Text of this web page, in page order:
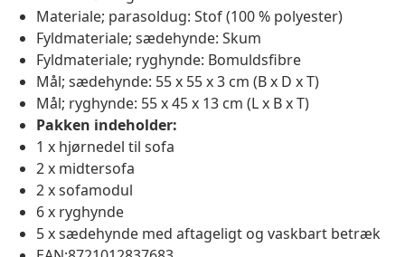
Materiale; parasoldug: Stof (100 % polyester)
Fyldmateriale; sædehynde: Skum
Fyldmateriale; ryghynde: Bomuldsfibre
Mål; sædehynde: 55 x 55 x 3 cm (B x D x T)
Mål; ryghynde: 55 x 45 x 13 cm (L x B x T)
Pakken indeholder:
1 x hjørnedel til sofa
2 x midtersofa
2 x sofamodul
6 x ryghynde
5 x sædehynde med aftageligt og vaskbart betræk